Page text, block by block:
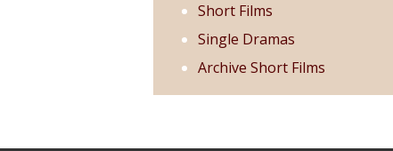
Short Films
Single Dramas
Archive Short Films